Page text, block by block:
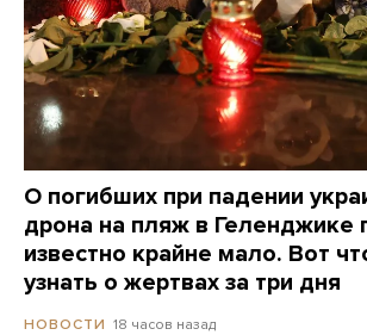
О погибших при падении
дрона на пляж в Геленджике
известно крайне мало. Вот
узнать о жертвах за три дня
НОВОСТИ 18 часов назад